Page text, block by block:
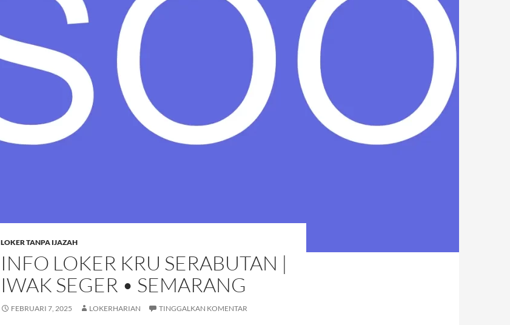
LOKER TANPA IJAZAH
INFO LOKER KRU SERABUTAN |
IWAK SEGER • SEMARANG
FEBRUARI 7, 2025 LOKERHARIAN TINGGALKAN KOMENTAR